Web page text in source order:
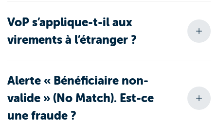
VoP s’applique-t-il aux
virements à l’étranger ?
Alerte « Bénéficiaire non-
valide » (No Match). Est-ce
une fraude ?